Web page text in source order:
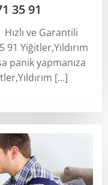
35 91
ve Garantili
91 Yiğitler,Yıldırım
panik yapmanıza
[…]